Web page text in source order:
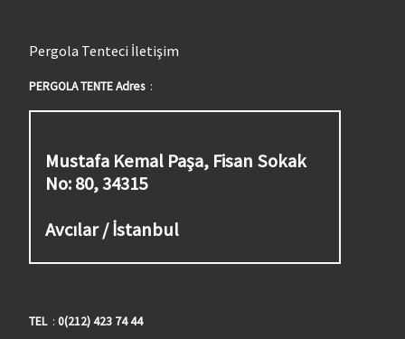
Pergola Tenteci İletişim
PERGOLA TENTE Adres:
Mustafa Kemal Paşa, Fisan Sokak
No: 80, 34315
Avcılar / İstanbul
TEL : 0(212) 423 74 44